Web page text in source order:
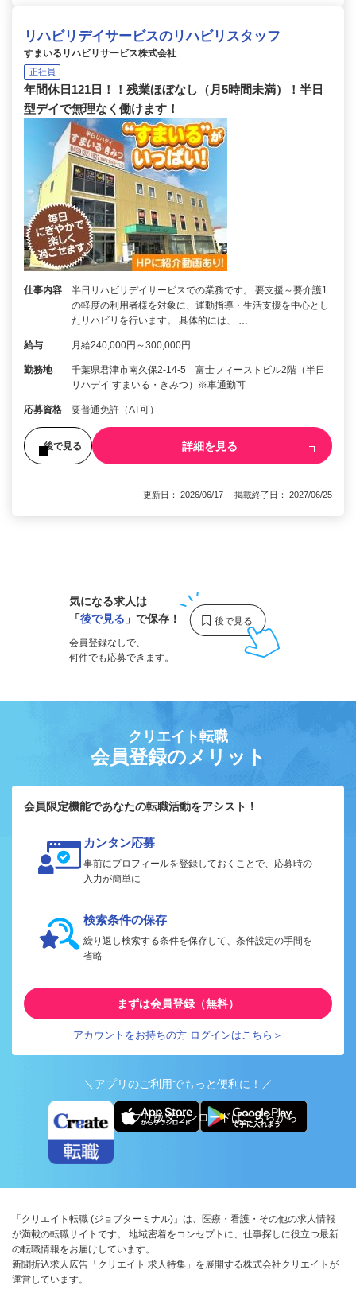
リハビリデイサービスのリハビリスタッフ
すまいるリハビリサービス株式会社
正社員
年間休日121日！！残業ほぼなし（月5時間未満）！半日
型デイで無理なく働けます！
仕事内容
半日リハビリデイサービスでの業務です。 要支援～要介護1
の軽度の利用者様を対象に、運動指導・生活支援を中心とし
たリハビリを行います。 具体的には、 …
給与 月給240,000円～300,000円
勤務地
千葉県君津市南久保2-14-5 富士フィーストビル2階（半日
リハデイ すまいる・きみつ）※車通勤可
応募資格 要普通免許（AT可）
後で見る 詳細を見る
更新日： 2026/06/17 掲載終了日： 2027/06/25
気になる求人は
「後で見る 」で保存！
会員登録なしで、
何件でも応募できます。
クリエイト転職
会員登録のメリット
会員限定機能であなたの転職活動をアシスト！
カンタン応募
事前にプロフィールを登録しておくことで、応募時の
入力が簡単に
検索条件の保存
繰り返し検索する条件を保存して、条件設定の手間を
省略
まずは会員登録（無料）
アカウントをお持ちの方 ログインはこちら＞
＼アプリのご利用でもっと便利に！／
アプリ版ダウンロードはこちらから
「クリエイト転職 (ジョブターミナル)」は、医療・看護・その他の求人情報
が満載の転職サイトです。 地域密着をコンセプトに、仕事探しに役立つ最新
の転職情報をお届けしています。
新聞折込求人広告「クリエイト 求人特集」を展開する株式会社クリエイトが
運営しています。